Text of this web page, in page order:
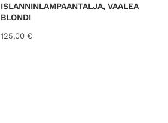
ISLANNINLAMPAANTALJA, VAALEA
BLONDI
125,00 €